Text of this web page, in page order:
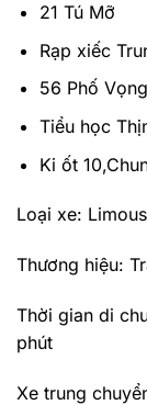
21 Tú Mỡ
Rạp xiếc
56 Phố Vọng
Tiểu học
Ki ốt
Loại xe:
Thương hiệu:
Thời gian di
phút
Xe trung